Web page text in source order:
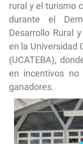
rural y el turismo
durante el
Desarrollo Rural
en la Universidad
(UCATEBA),
en incentivos no
ganadores.